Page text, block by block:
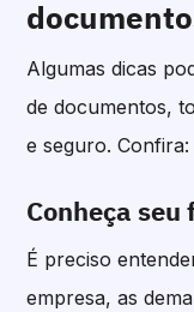
Algumas dicas
de documentos,
e seguro. Confira:
Conheça
É preciso
empresa, as